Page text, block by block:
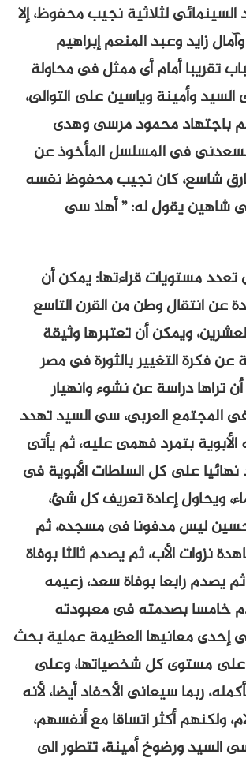
السينمائى لثلاثية نجيب محفوظ، إلا
زايد وعبد المنعم إبراهيم
تقريبا أمام أى ممثل فى محاولة
وأمينة وياسين على التوالى،
باجتهاد محمود مرسى وهدى
فى المسلسل المأخوذ عن
شاسع، كان نجيب محفوظ نفسه
شاهين يقول له: ” أهلا سى
تعدد مستويات قراءتها: يمكن أن
عن انتقال وطن من القرن التاسع
ويمكن أن تعتبرها وثيقة
فكرة التغيير بالثورة فى مصر
تراها دراسة عن نشوء وانهيار
فى المجتمع العربى، سى السيد تهدد
سلطته الأبوية بتمرد فهمى عليه، ثم يأتى
على كل السلطات الأبوية فى
ويحاول إعادة تعريف كل شئ،
ليس مدفونا فى مسجده، ثم
نزوات الأب، ثم يصدم ثالثا بوفاة
يصدم رابعا بوفاة سعد، زعيمه
خامسا بصدمته فى معبودته
فى إحدى معانيها العظيمة عملية بحث
مستوى كل شخصياتها، وعلى
ربما سيعانى الأحفاد أيضا، لأنه
ولكنهم أكثر اتساقا مع أنفسهم،
السيد ورضوخ أمينة، تتطور الى